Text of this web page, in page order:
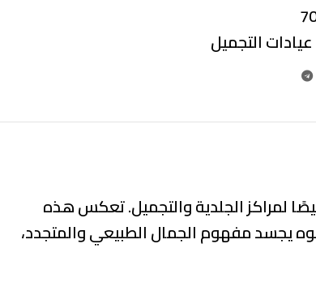
التجميل
لمراكز الجلدية والتجميل. تعكس هذه
يجسد مفهوم الجمال الطبيعي والمتجدد،